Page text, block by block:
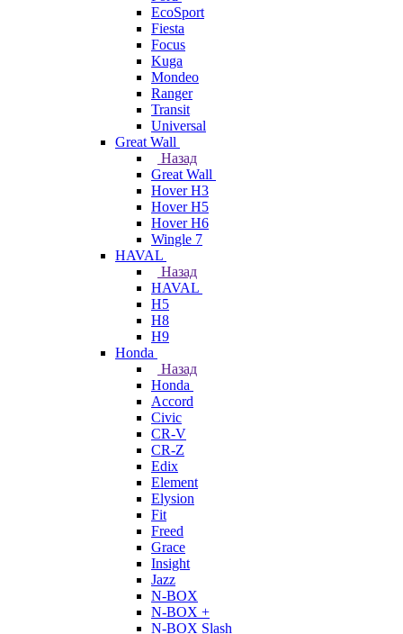
EcoSport
Fiesta
Focus
Kuga
Mondeo
Ranger
Transit
Universal
Great Wall
Назад
Great Wall
Hover H3
Hover H5
Hover H6
Wingle 7
HAVAL
Назад
HAVAL
H5
H8
H9
Honda
Назад
Honda
Accord
Civic
CR-V
CR-Z
Edix
Element
Elysion
Fit
Freed
Grace
Insight
Jazz
N-BOX
N-BOX +
N-BOX Slash